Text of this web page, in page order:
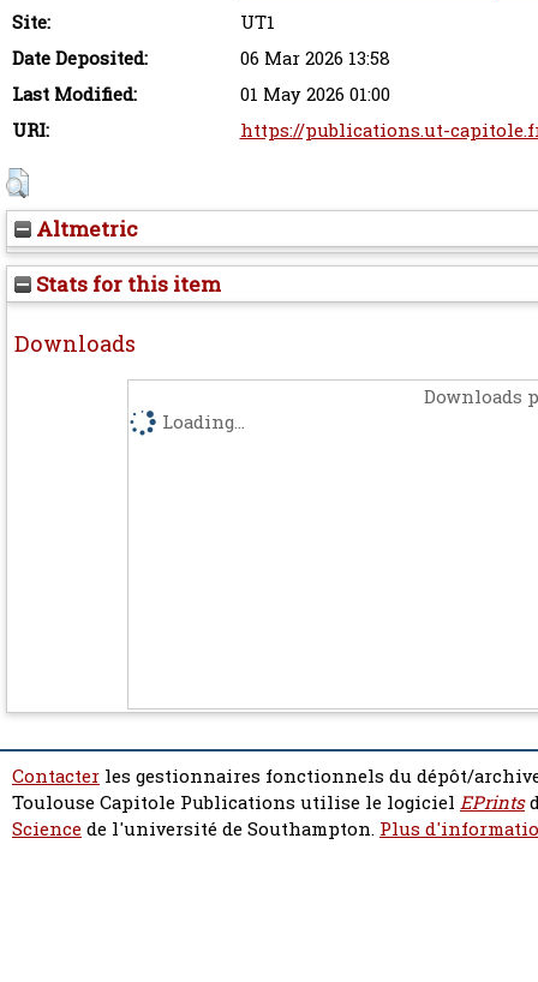
Site:
UT1
Date Deposited:
06 Mar 2026 13:58
Last Modified:
01 May 2026 01:00
URI:
https://publications.ut-
Altmetric
Stats for this item
Downloads
Downloads
Loading...
Contacter les gestionnaires fonctionnels du dépôt/
Toulouse Capitole Publications utilise le logiciel EPrints
Sciencede l'université de Southampton. Plus